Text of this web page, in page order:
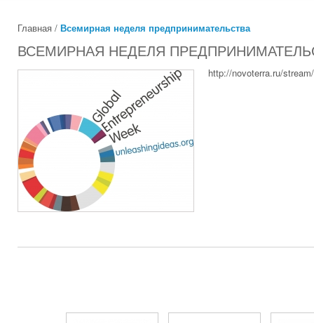
Главная / Всемирная неделя предпринимательства
ВСЕМИРНАЯ НЕДЕЛЯ
http://novoterra.ru/